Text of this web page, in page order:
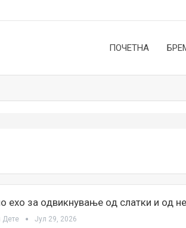
ПОЧЕТНА
ехо за одвикнување од слатки и од
Дете Јул 29, 2026